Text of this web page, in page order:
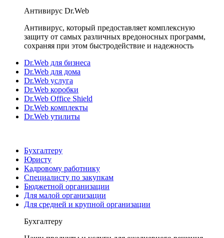
Антивирус Dr.Web
Антивирус, который предоставляет комплексную
защиту от самых различных вредоносных программ,
сохраняя при этом быстродействие и надежность
Dr.Web для бизнеса
Dr.Web для дома
Dr.Web услуга
Dr.Web коробки
Dr.Web Office Shield
Dr.Web комплекты
Dr.Web утилиты
Бухгалтеру
Юристу
Кадровому работнику
Специалисту по закупкам
Бюджетной организации
Для малой организации
Для средней и крупной организации
Бухгалтеру